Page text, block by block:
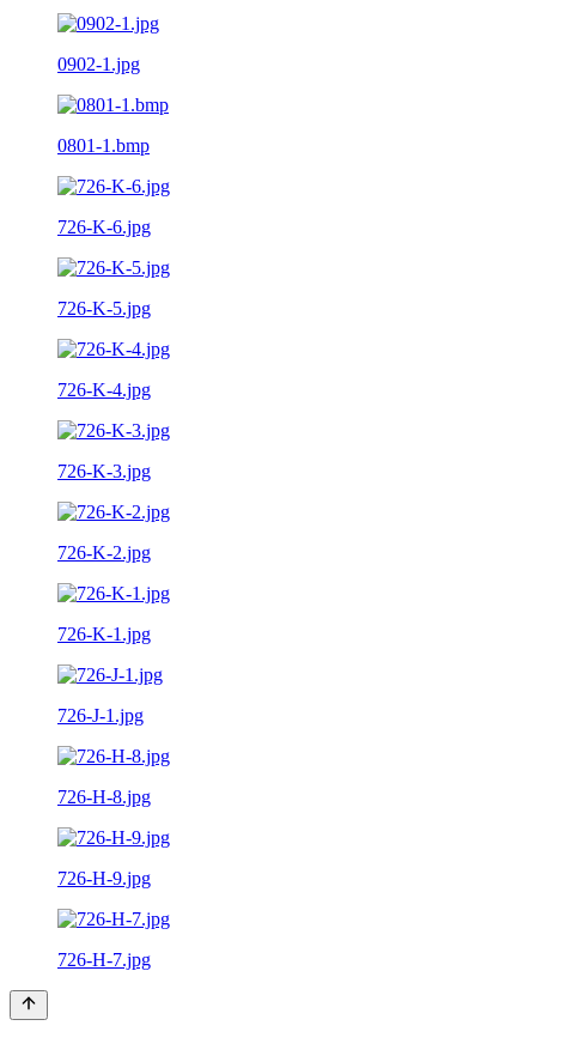
0902-1.jpg
0801-1.bmp
726-K-6.jpg
726-K-5.jpg
726-K-4.jpg
726-K-3.jpg
726-K-2.jpg
726-K-1.jpg
726-J-1.jpg
726-H-8.jpg
726-H-9.jpg
726-H-7.jpg